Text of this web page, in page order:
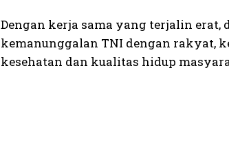
Dengan kerja sama yang terjalin
kemanunggalan TNI dengan rakyat,
kesehatan dan kualitas hidup